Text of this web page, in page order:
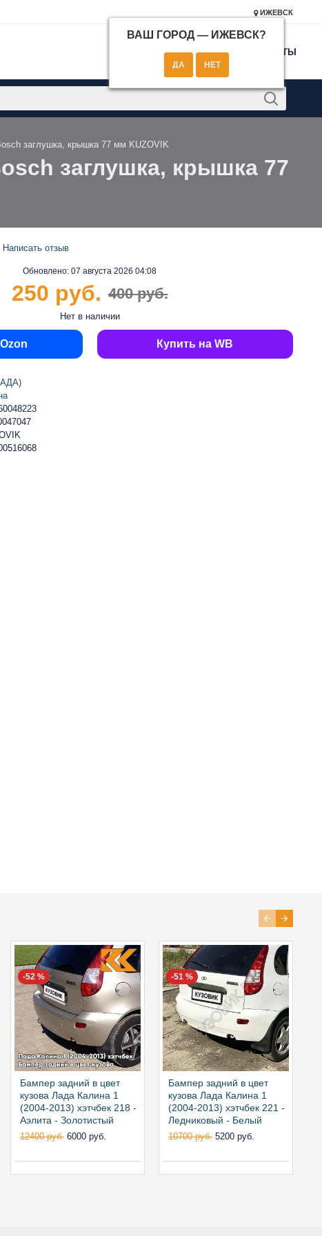
ИЖЕВСК
ВАШ ГОРОД — ИЖЕВСК?
КОНТАКТЫ
заглушка, крышка 77 мм KUZOVIK
заглушка, крышка 77
Обновлено: 07 августа 2026 04:08
Нет в наличии
Написать отзыв
400 руб.
250 руб.
Купить на WB
-52 %
Бампер задний в цвет
кузова Лада Калина 1
(2004-2013) хэтчбек 218 -
Аэлита - Золотистый
12400 руб. 6000 руб.
-51 %
Бампер задний в цвет
кузова Лада Калина 1
(2004-2013) хэтчбек 221 -
Ледниковый - Белый
10700 руб. 5200 руб.